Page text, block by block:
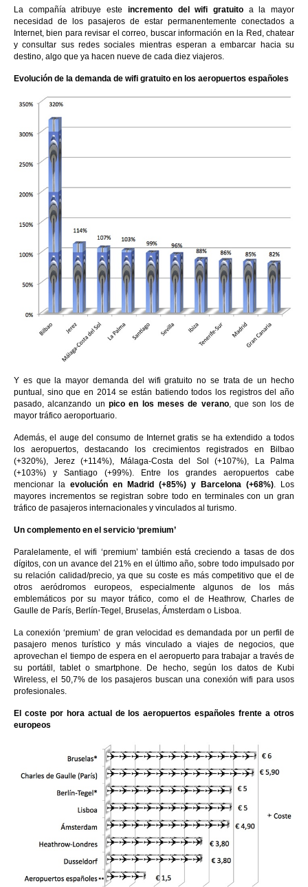
La compañía atribuye este incremento del wifi gratuitoa la mayor
necesidad de los pasajeros de estar permanentemente conectados a
Internet, bien para revisar el correo, buscar información en la Red, chatear
y consultar sus redes sociales mientras esperan a embarcar hacia su
destino, algo que ya hacen nueve de cada diez viajeros.
Evolución de la demanda de wifi gratuito en los aeropuertos españoles
Y es que la mayor demanda del wifi gratuito no se trata de un hecho
puntual, sino que en 2014 se están batiendo todos los registros del año
pasado, alcanzando un pico en los meses de verano, que son los de
mayor tráfico aeroportuario.
Además, el auge del consumo de Internet gratis se ha extendido a todos
los aeropuertos, destacando los crecimientos registrados en Bilbao
(+320%), Jerez (+114%), Málaga-Costa del Sol (+107%), La Palma
(+103%) y Santiago (+99%). Entre los grandes aeropuertos cabe
mencionar la evolución en Madrid (+85%) y Barcelona (+68%) . Los
mayores incrementos se registran sobre todo en terminales con un gran
tráfico de pasajeros internacionales y vinculados al turismo.
Un complemento en el servicio ‘premium’
Paralelamente, el wifi ‘premium’ también está creciendo a tasas de dos
dígitos, con un avance del 21% en el último año, sobre todo impulsado por
su relación calidad/precio, ya que su coste es más competitivo que el de
otros aeródromos europeos, especialmente algunos de los más
emblemáticos por su mayor tráfico, como el de Heathrow, Charles de
Gaulle de París, Berlín-Tegel, Bruselas, Ámsterdam o Lisboa.
La conexión ‘premium’ de gran velocidad es demandada por un perfil de
pasajero menos turístico y más vinculado a viajes de negocios, que
aprovechan el tiempo de espera en el aeropuerto para trabajar a través de
su portátil, tablet o smartphone. De hecho, según los datos de Kubi
Wireless, el 50,7% de los pasajeros buscan una conexión wifi para usos
profesionales.
El coste por hora actual de los aeropuertos españoles frente a otros
europeos